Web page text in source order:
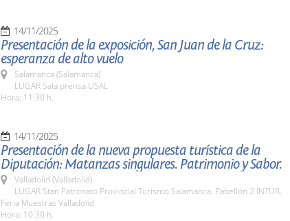
14/11/2025
Presentación de la exposición, San Juan de la Cruz:
esperanza de alto vuelo
Salamanca (Salamanca)
LUGAR Sala prensa USAL
Hora: 11:30 h.
14/11/2025
Presentación de la nueva propuesta turística de la
Diputación: Matanzas singulares. Patrimonio y Sabor.
Valladolid (Valladolid)
LUGAR Stan Patronato Provincial Turismo Salamanca. Pabellón 2 INTUR.
Feria Muestras Valladolid
Hora: 10:30 h.